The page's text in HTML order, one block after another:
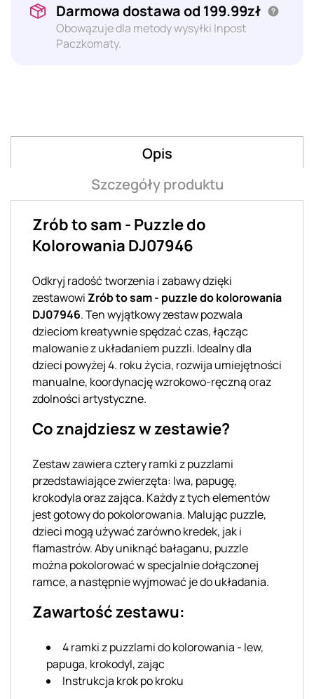
Darmowa dostawa od 199.99zł
Obowązuje dla metody wysyłki Inpost
Paczkomaty.
Opis
Szczegóły produktu
Zrób to sam - Puzzle do
Kolorowania DJ07946
Odkryj radość tworzenia i zabawy dzięki
zestawowi Zrób to sam - puzzle do kolorowania
DJ07946. Ten wyjątkowy zestaw pozwala
dzieciom kreatywnie spędzać czas, łącząc
malowanie z układaniem puzzli. Idealny dla
dzieci powyżej 4. roku życia, rozwija umiejętności
manualne, koordynację wzrokowo-ręczną oraz
zdolności artystyczne.
Co znajdziesz w zestawie?
Zestaw zawiera cztery ramki z puzzlami
przedstawiające zwierzęta: lwa, papugę,
krokodyla oraz zająca. Każdy z tych elementów
jest gotowy do pokolorowania. Malując puzzle,
dzieci mogą używać zarówno kredek, jak i
flamastrów. Aby uniknąć bałaganu, puzzle
można pokolorować w specjalnie dołączonej
ramce, a następnie wyjmować je do układania.
Zawartość zestawu:
4 ramki z puzzlami do kolorowania - lew,
papuga, krokodyl, zając
Instrukcja krok po kroku